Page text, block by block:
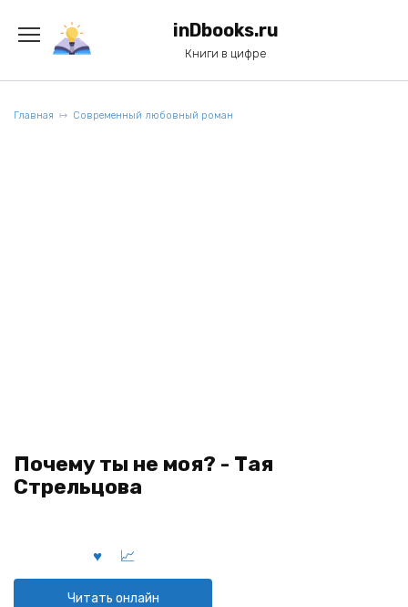
содержанию
inDbooks.ru
Книги в цифре
Главная Современный любовный роман
Почему ты не моя? - Тая
Стрельцова
Читать онлайн